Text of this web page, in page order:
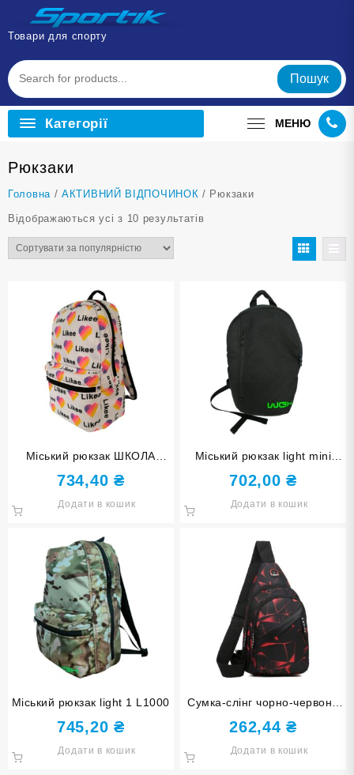
Перейти
вмісту
Товари для спорту
Пошук
Категорії МЕНЮ
Рюкзаки
Головна /АКТИВНИЙ ВІДПОЧИНОК / Рюкзаки
Відображаються усі з 10 результатівВідсортовано
Міський рюкзак ШКОЛА
SH1000
734,40 ₴
Додати в кошик
Міський рюкзак light mini
L1002
702,00₴
Додати в кошик
Міський рюкзак light 1 L1000
745,20 ₴
Додати в кошик
Сумка-слінг чорно-червона
ХВВ-6-Ч+К
262,44₴
Додати в кошик